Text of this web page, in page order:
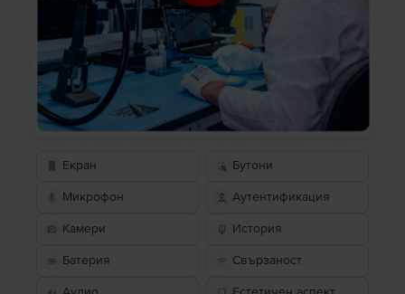
Екран Бутони
Микрофон Аутентификация
Камери История
Батерия Свързаност